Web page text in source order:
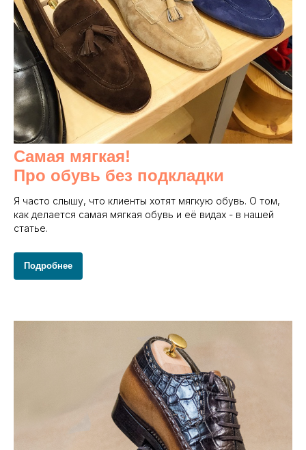
Самая мягкая!
Про обувь без подкладки
Я часто слышу, что клиенты хотят мягкую обувь. О том,
как делается самая мягкая обувь и её видах - в нашей
статье.
Подробнее